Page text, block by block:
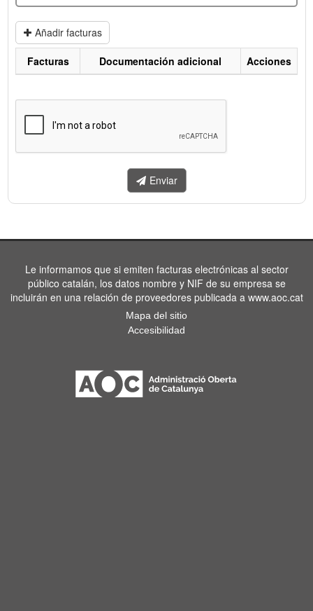
Añadir facturas
enviar.
Facturas Documentación adicional Acciones
Enviar
Le informamos que si emiten facturas electrónicas al sector
público catalán, los datos nombre y NIF de su empresa se
incluirán en una relación de proveedores publicada a www.aoc.cat
Mapa del sitio
Accesibilidad